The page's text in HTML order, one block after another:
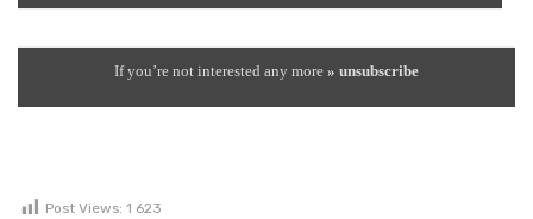
If you’re not interested any more » unsubscribe
Post Views: 1 623